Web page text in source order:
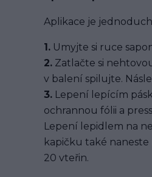
Aplikace je
1. Umyjte si ruce
2. Zatlačte si
v balení spilujte.
3. Lepení lepícím
ochrannou fólii a
Lepení lepidlem na
kapičku také
20 vteřin.